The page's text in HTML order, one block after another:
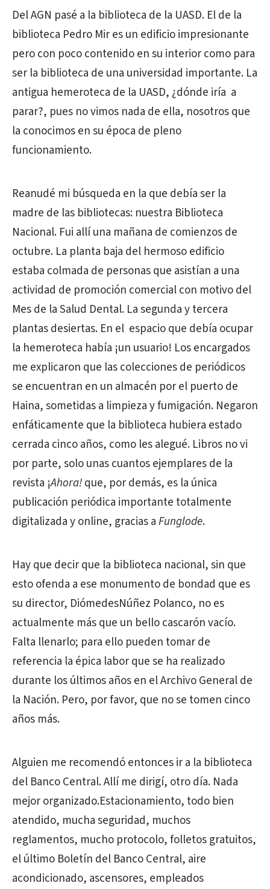
Del AGN pasé a la biblioteca de la UASD. El de la
biblioteca Pedro Mir es un edificio impresionante
pero con poco contenido en su interior como para
ser la biblioteca de una universidad importante. La
antigua hemeroteca de la UASD, ¿dónde iría a
parar?, pues no vimos nada de ella, nosotros que
la conocimos en su época de pleno
funcionamiento.
Reanudé mi búsqueda en la que debía ser la
madre de las bibliotecas: nuestra Biblioteca
Nacional. Fui allí una mañana de comienzos de
octubre. La planta baja del hermoso edificio
estaba colmada de personas que asistían a una
actividad de promoción comercial con motivo del
Mes de la Salud Dental. La segunda y tercera
plantas desiertas. En el espacio que debía ocupar
la hemeroteca había ¡un usuario! Los encargados
me explicaron que las colecciones de periódicos
se encuentran en un almacén por el puerto de
Haina, sometidas a limpieza y fumigación. Negaron
enfáticamente que la biblioteca hubiera estado
cerrada cinco años, como les alegué. Libros no vi
por parte, solo unas cuantos ejemplares de la
revista ¡Ahora!que, por demás, es la única
publicación periódica importante totalmente
digitalizada y online, gracias aFunglode.
Hay que decir que la biblioteca nacional, sin que
esto ofenda a ese monumento de bondad que es
su director, DiómedesNúñez Polanco, no es
actualmente más que un bello cascarón vacío.
Falta llenarlo; para ello pueden tomar de
referencia la épica labor que se ha realizado
durante los últimos años en el Archivo General de
la Nación. Pero, por favor, que no se tomen cinco
años más.
Alguien me recomendó entonces ir a la biblioteca
del Banco Central. Allí me dirigí, otro día. Nada
mejor organizado.Estacionamiento, todo bien
atendido, mucha seguridad, muchos
reglamentos, mucho protocolo, folletos gratuitos,
el último Boletín del Banco Central, aire
acondicionado, ascensores, empleados